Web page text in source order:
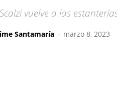
vuelve a las
Santamaría - marzo 8, 2023